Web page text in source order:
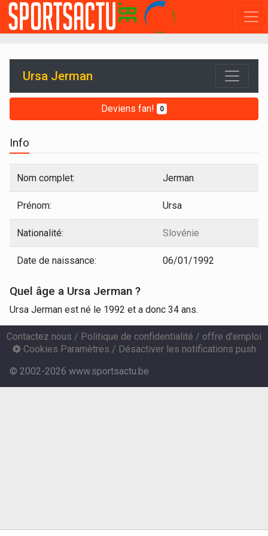
Ursa Jerman
Deviens fan! 0
Info
Nom complet: Jerman
Prénom: Ursa
Nationalité: Slovénie
Date de naissance: 06/01/1992
Quel âge a Ursa Jerman ?
Ursa Jerman est né le 1992 et a donc 34 ans.
Contactez nous / Politique de confidentialité / offre d'emploi
Cookies Paramètres / Désactiver les notifications push
© 2002-2026 www.sportsactu.be